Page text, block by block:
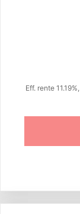
Eff. rente